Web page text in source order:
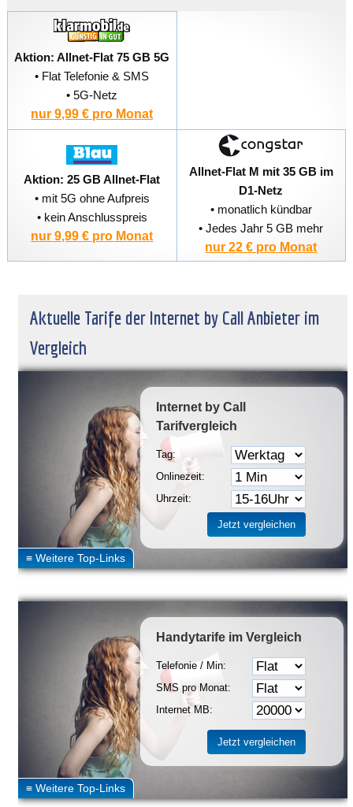
Aktion: Allnet-Flat 75 GB 5G
• Flat Telefonie & SMS
• 5G-Netz
nur 9,99 € pro Monat
Aktion: 25 GB Allnet-Flat
• mit 5G ohne Aufpreis
• kein Anschlusspreis
nur 9,99 € pro Monat
Allnet-Flat M mit 35 GB im
D1-Netz
• monatlich kündbar
• Jedes Jahr 5 GB mehr
nur 22 € pro Monat
Aktuelle Tarife der Internet by Call Anbieter im
Vergleich
Internet by Call
Tarifvergleich
Tag:
Onlinezeit:
Uhrzeit:
Handytarife im Vergleich
Telefonie / Min:
SMS pro Monat:
Internet MB: